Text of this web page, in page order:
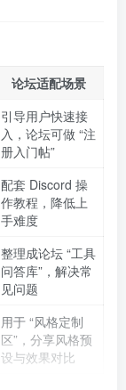
论坛适配场景
引导用户快速接
入，论坛可做 “注
册入门帖”
配套 Discord 操
作教程，降低上
手难度
整理成论坛 “工具
问答库”，解决常
见问题
用于 “风格定制
区”，分享风格预
设与效果对比